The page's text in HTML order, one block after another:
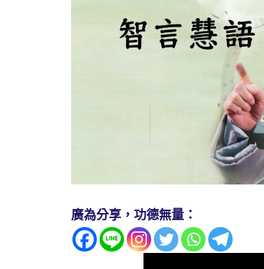
廣為分享，功德無量：